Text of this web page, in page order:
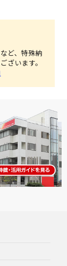
ど、特殊納
ざいます。